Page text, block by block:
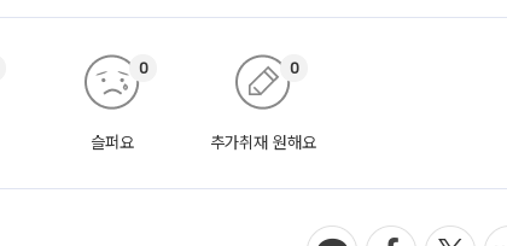
슬퍼요
0
추가취재 원해요
0